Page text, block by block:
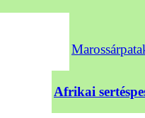
Afrikai